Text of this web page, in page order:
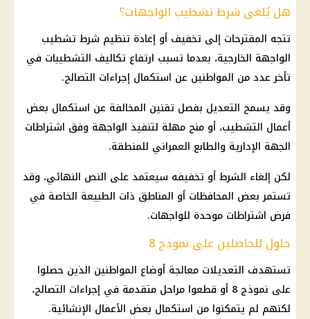
هل يُلغى شرط تشطيب الواجهات؟
تتجه المقترحات إلى تخفيف أو إعادة تنظيم شرط تشطيب
الواجهة الخارجية، بعدما تسبب ارتفاع تكاليف التشطيبات في
تأخر عدد من المواطنين عن استكمال إجراءات التصالح.
وقد يسمح التعديل بفصل تقنين المخالفة عن استكمال بعض
أعمال التشطيب، أو منح مهلة لتنفيذ الواجهة وفق اشتراطات
الجهة الإدارية والطابع العمراني للمنطقة.
لكن إلغاء الشرط أو تخفيفه سيعتمد على النص النهائي، وقد
تستمر بعض المحافظات أو المناطق ذات الطبيعة الخاصة في
فرض اشتراطات موحدة للواجهات.
حلول للحاصلين على نموذج 8
تستهدف التعديلات معالجة أوضاع المواطنين الذين حصلوا
على نموذج 8 أو قطعوا مراحل متقدمة في إجراءات التصالح،
لكنهم لم يتمكنوا من استكمال بعض الأعمال الإنشائية.